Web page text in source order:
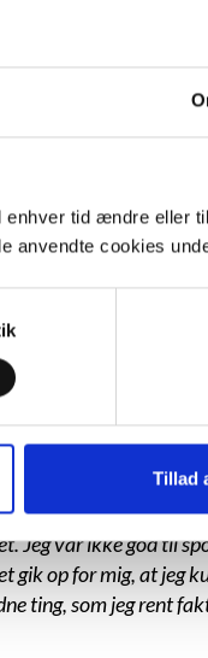
enhver tid ændre eller
cookies
Tillad
gamle kjole,
får mad nok
og jeg
om det. Den
s. 55.
og alle hendes
forstod,
hun allerede fra
god til, var at skrive:
Jeg var ikke god til
op for mig, at jeg
ting, som jeg rent